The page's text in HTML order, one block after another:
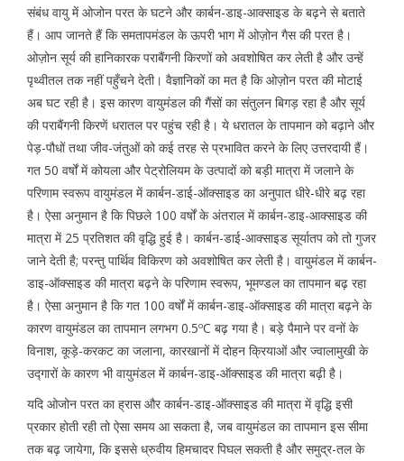
संबंध वायु में ओजोन परत के घटने और कार्बन-डाइ-आक्साइड के बढ़ने से बताते
हैं। आप जानते हैं कि समतापमंडल के ऊपरी भाग में ओज़ोन गैस की परत है।
ओज़ोन सूर्य की हानिकारक पराबैंगनी किरणों को अवशोषित कर लेती है और उन्हें
पृथ्वीतल तक नहीं पहुँचने देती। वैज्ञानिकों का मत है कि ओज़ोन परत की मोटाई
अब घट रही है। इस कारण वायुमंडल की गैंसों का संतुलन बिगड़ रहा है और सूर्य
की पराबैंगनी किरणें धरातल पर पहुंच रही है। ये धरातल के तापमान को बढ़ाने और
पेड़-पौधों तथा जीव-जंतुओं को कई तरह से प्रभावित करने के लिए उत्तरदायी हैं।
गत 50 वर्षों में कोयला और पेट्रोलियम के उत्पादों को बड़ी मात्रा में जलाने के
परिणाम स्वरूप वायुमंडल में कार्बन-डाई-ऑक्साइड का अनुपात धीरे-धीरे बढ़ रहा
है। ऐसा अनुमान है कि पिछले 100 वर्षों के अंतराल में कार्बन-डाइ-आक्साइड की
मात्रा में 25 प्रतिशत की वृद्धि हुई है। कार्बन-डाई-आक्साइड सूर्यातप को तो गुजर
जाने देती है; परन्तु पार्थिव विकिरण को अवशोषित कर लेती है। वायुमंडल में कार्बन-
डाइ-ऑक्साइड की मात्रा बढ़ने के परिणाम स्वरूप, भूमण्डल का तापमान बढ़ रहा
है। ऐसा अनुमान है कि गत 100 वर्षों में कार्बन-डाइ-ऑक्साइड की मात्रा बढ़ने के
कारण वायुमंडल का तापमान लगभग 0.5ºC बढ़ गया है। बड़े पैमाने पर वनों के
विनाश, कूड़े-करकट का जलाना, कारखानों में दोहन क्रियाओं और ज्वालामुखी के
उद्गारों के कारण भी वायुमंडल में कार्बन-डाइ-ऑक्साइड की मात्रा बढ़ी है।
यदि ओजोन परत का ह्रास और कार्बन-डाइ-ऑक्साइड की मात्रा में वृद्धि इसी
प्रकार होती रही तो ऐसा समय आ सकता है, जब वायुमंडल का तापमान इस सीमा
तक बढ़ जायेगा, कि इससे ध्रुवीय हिमचादर पिघल सकती है और समुद्र-तल के